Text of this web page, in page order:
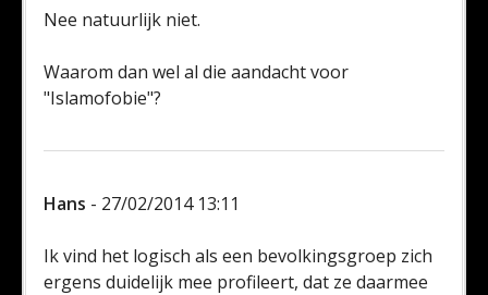
Nee natuurlijk niet.
Waarom dan wel al die aandacht voor
"Islamofobie"?
Hans - 27/02/2014 13:11
Ik vind het logisch als een bevolkingsgroep zich
ergens duidelijk mee profileert, dat ze daarmee